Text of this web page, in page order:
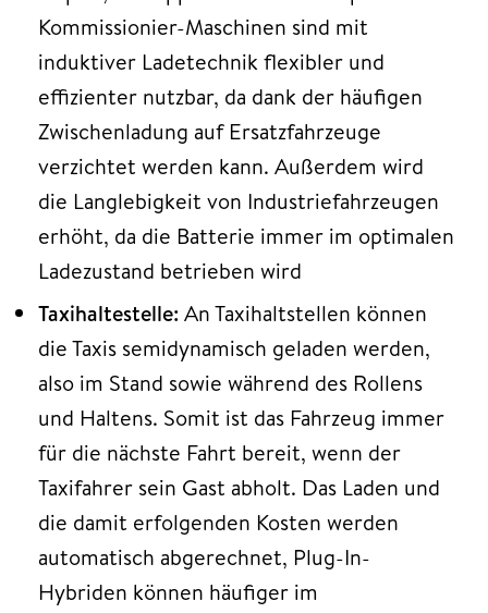
Kommissionier-Maschinen sind mit
induktiver Ladetechnik flexibler und
effizienter nutzbar, da dank der häufigen
Zwischenladung auf Ersatzfahrzeuge
verzichtet werden kann. Außerdem wird
die Langlebigkeit von Industriefahrzeugen
erhöht, da die Batterie immer im optimalen
Ladezustand betrieben wird
Taxihaltestelle: An Taxihaltstellen können
die Taxis semidynamisch geladen werden,
also im Stand sowie während des Rollens
und Haltens. Somit ist das Fahrzeug immer
für die nächste Fahrt bereit, wenn der
Taxifahrer sein Gast abholt. Das Laden und
die damit erfolgenden Kosten werden
automatisch abgerechnet, Plug-In-
Hybriden können häufiger im